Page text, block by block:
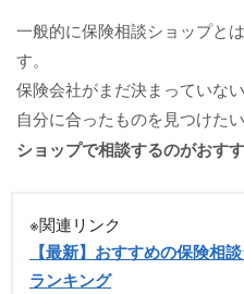
一般的に保険相談ショップと
す。
保険会社がまだ決まっていな
自分に合ったものを見つけたい
ショップで相談するのがおす
※関連リンク
【最新】おすすめの保険相
ランキング